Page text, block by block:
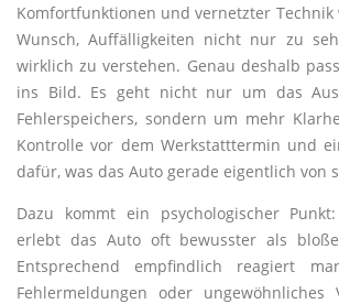
Komfortfunktionen und vernetzter
Wunsch, Auffälligkeiten nicht nur zu
wirklich zu verstehen. Genau deshalb
ins Bild. Es geht nicht nur um das
Fehlerspeichers, sondern um mehr
Kontrolle vor dem Werkstatttermin und
dafür, was das Auto gerade eigentlich von
Dazu kommt ein psychologischer
erlebt das Auto oft bewusster als
Entsprechend empfindlich reagiert
Fehlermeldungen oder ungewöhnliches